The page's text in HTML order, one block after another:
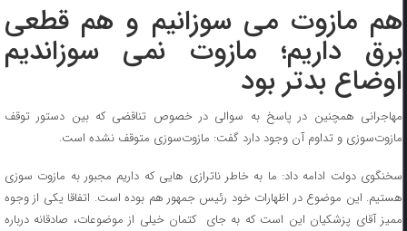
هم مازوت می سوزانیم و هم قطعی
برق داریم؛ مازوت نمی سوزاندیم
اوضاع بدتر بود
مهاجرانی همچنین در پاسخ به سوالی در خصوص تناقضی که بین دستور توقف
مازوت‌سوزی و تداوم آن وجود دارد گفت: مازوت‌سوزی متوقف نشده است.
سخنگوی دولت ادامه داد: ما به خاطر ناترازی هایی که داریم مجبور به مازوت سوزی
هستیم. این موضوع در اظهارات خود رئیس جمهور هم بوده است. اتفاقا یکی از وجوه
ممیز آقای پزشکیان این است که به جای کتمان خیلی از موضوعات، صادقانه درباره